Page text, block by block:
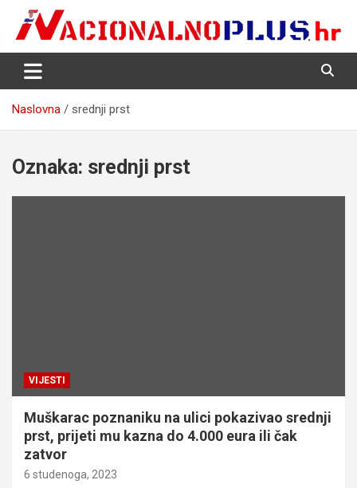
content
NacionalnoPlus.hr
Nacija želi znati više
Naslovna srednji prst
Oznaka: srednji prst
VIJESTI
Muškarac poznaniku na ulici pokazivao srednji
prst, prijeti mu kazna do 4.000 eura ili čak
zatvor
6 studenoga, 2023